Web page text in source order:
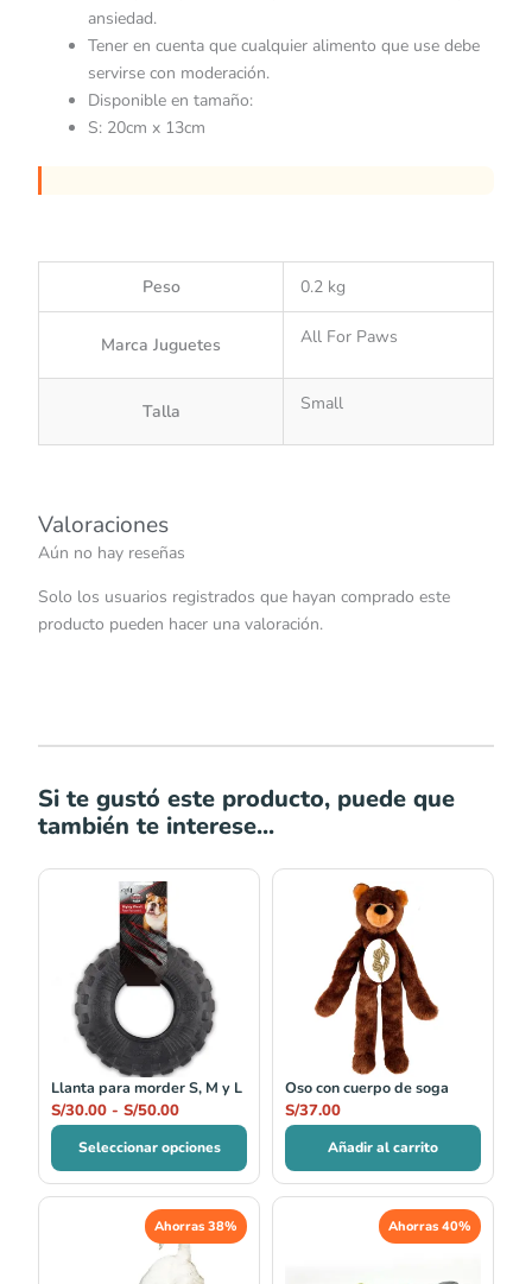
ansiedad.
Tener en cuenta que cualquier alimento que use debe
servirse con moderación.
Disponible en tamaño:
S: 20cm x 13cm
Peso 0.2 kg
Marca Juguetes All For Paws
Talla Small
Valoraciones
Aún no hay reseñas
Solo los usuarios registrados que hayan comprado este
producto pueden hacer una valoración.
Si te gustó este producto, puede que
también te interese...
Llanta para morder S, M y L
S/30.00 - S/50.00
desde
S/30.00
hasta
S/50.00
Seleccionar opciones
Oso con cuerpo de soga
S/37.00
Añadir al carrito
Ahorras 38%
precio
original
El
precio
actual
Ahorras 40%
precio
El
precio